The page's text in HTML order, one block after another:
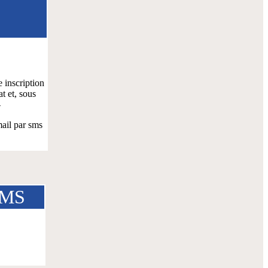
inscription
et, sous
par sms